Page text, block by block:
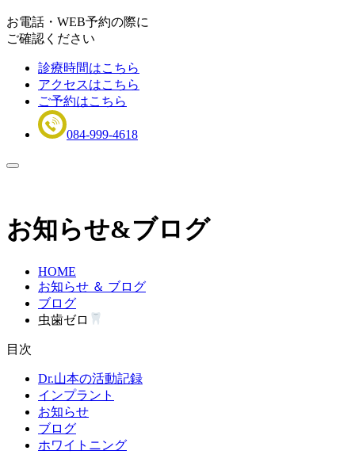
お電話・WEB予約の際に
ご確認ください
診療時間はこちら
アクセスはこちら
ご予約はこちら
084-999-4618
お知らせ&ブログ
HOME
お知らせ ＆ ブログ
ブログ
虫歯ゼロ
目次
Dr.山本の活動記録
インプラント
お知らせ
ブログ
ホワイトニング